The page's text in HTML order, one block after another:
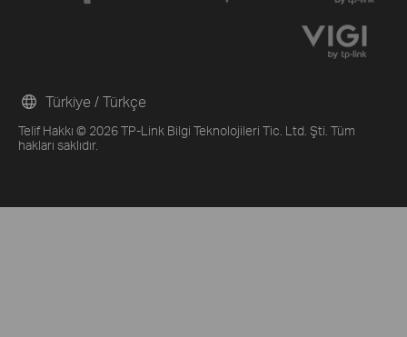
Telif Hakkı © 2026 TP-Link Bilgi Teknolojileri Tic. Ltd. Şti. Tüm
hakları saklıdır.
Türkiye / Türkçe